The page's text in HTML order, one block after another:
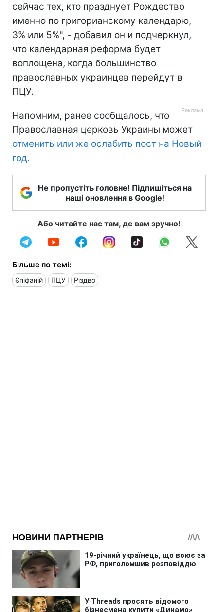
сейчас тех, кто празднует Рождество
именно по григорианскому календарю,
3% или 5%", - добавил он и подчеркнул,
что календарная реформа будет
воплощена, когда большинство
православных украинцев перейдут в
ПЦУ.
Напомним, ранее сообщалось, что
Православная церковь Украины может
отменить или же ослабить пост на Новый
год.
Не пропустіть головне! Підпишіться на
наші оновлення в Google!
Або читайте нас там, де вам зручно!
Більше по темі:
Єпіфаній ПЦУ Різдво